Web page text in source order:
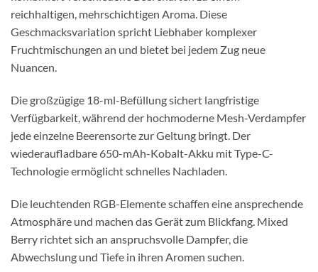
reichhaltigen, mehrschichtigen Aroma. Diese
Geschmacksvariation spricht Liebhaber komplexer
Fruchtmischungen an und bietet bei jedem Zug neue
Nuancen.
Die großzügige 18-ml-Befüllung sichert langfristige
Verfügbarkeit, während der hochmoderne Mesh-Verdampfer
jede einzelne Beerensorte zur Geltung bringt. Der
wiederaufladbare 650-mAh-Kobalt-Akku mit Type-C-
Technologie ermöglicht schnelles Nachladen.
Die leuchtenden RGB-Elemente schaffen eine ansprechende
Atmosphäre und machen das Gerät zum Blickfang. Mixed
Berry richtet sich an anspruchsvolle Dampfer, die
Abwechslung und Tiefe in ihren Aromen suchen.